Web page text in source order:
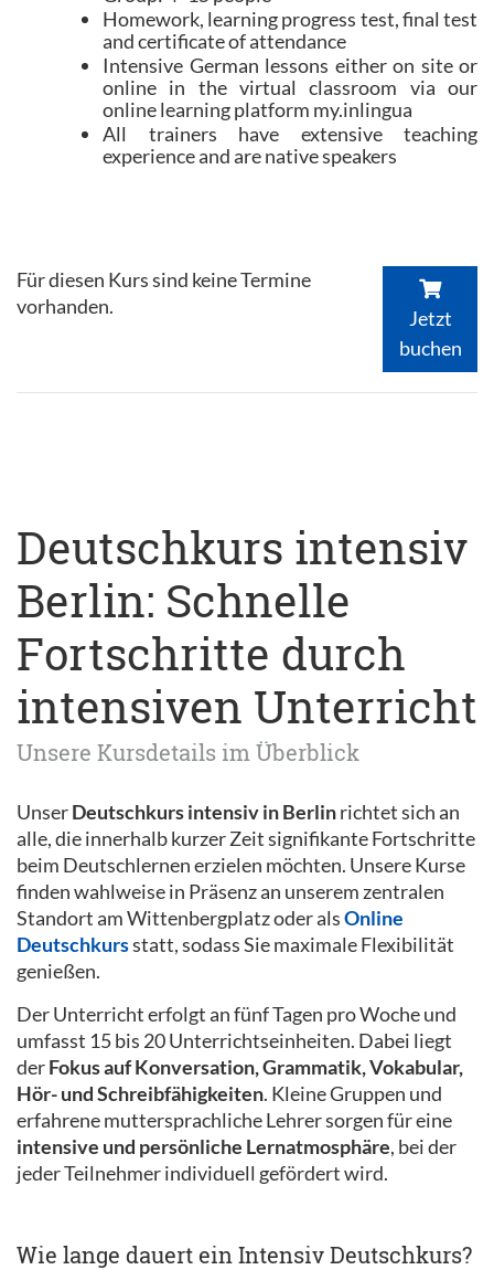
Homework, learning progress test, final test
and certificate of attendance
Intensive German lessons either on site or
online in the virtual classroom via our
online learning platform my.inlingua
All trainers have extensive teaching
experience and are native speakers
Für diesen Kurs sind keine Termine
vorhanden.
Jetzt
buchen
Deutschkurs intensiv
Berlin: Schnelle
Fortschritte durch
intensiven Unterricht
Unsere Kursdetails im Überblick
UnserDeutschkurs intensiv in Berlinrichtet sich an
alle, die innerhalb kurzer Zeit signifikante Fortschritte
beim Deutschlernen erzielen möchten. Unsere Kurse
finden wahlweise in Präsenz an unserem zentralen
Standort am Wittenbergplatz oder alsOnline
Deutschkursstatt, sodass Sie maximale Flexibilität
genießen.
Der Unterricht erfolgt an fünf Tagen pro Woche und
umfasst 15 bis 20 Unterrichtseinheiten. Dabei liegt
derFokus auf Konversation, Grammatik, Vokabular,
Hör- und Schreibfähigkeiten. Kleine Gruppen und
erfahrene muttersprachliche Lehrer sorgen für eine
intensive und persönliche Lernatmosphäre, bei der
jeder Teilnehmer individuell gefördert wird.
Wie lange dauert ein Intensiv Deutschkurs?